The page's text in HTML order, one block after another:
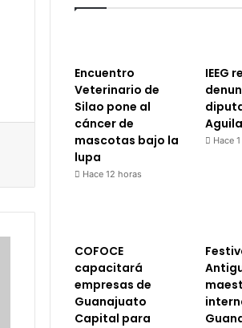
Encuentro
Veterinario de
Silao pone al
cáncer de
mascotas bajo la
lupa
Hace 12 horas
IEEG
Hace
COFOCE
capacitará
empresas de
Guanajuato
Capital para